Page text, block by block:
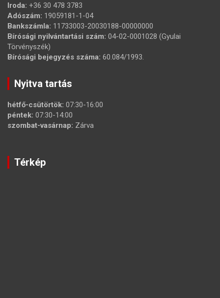
Iroda: +36 30 478 3783
Adószám: 19059181-1-04
Bankszámla: 11733003-20030188-00000000
Bírósági nyilvántartási szám: 04-02-0001028 (Gyulai
Törvényszék)
Bírósági bejegyzés száma: 60.084/1993.
Nyitva tartás
hétfő-csütörtök: 07:30-16:00
péntek: 07:30-14:00
szombat-vasárnap: Zárva
Térkép